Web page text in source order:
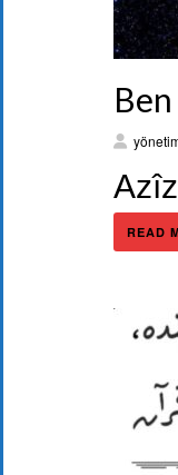
READ